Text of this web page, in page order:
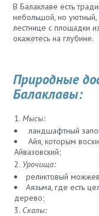
В Балаклаве есть
небольшой, но
лестнице с площадки
окажетесь на глубине.
Природные
Балаклавы:
Мысы:
ландшафтный
Айя, которым
Айвазовский;
Урочища:
реликтовый
Аязьма, где есть
дерево;
Скалы: